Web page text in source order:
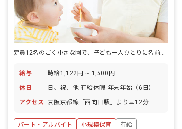
定員12名のごく小さな園で、子ども一人ひとりに名前で話しかける保育を。
給与 時給1,122円 ~ 1,500円
休日 日、祝、他 有給休暇 年末年始（6日）
アクセス 京阪京都線「西向日駅」より車12分
パート・アルバイト 小規模保育
有給